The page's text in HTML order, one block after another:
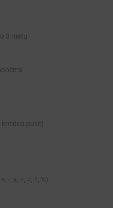
3 metų
pusė)
-, x, ÷, =, ?, %)